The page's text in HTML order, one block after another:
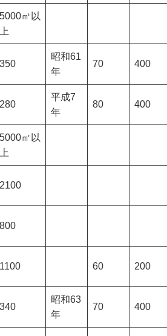
5000㎡以
上
350
昭和61
年
70 400
280
平成7
年
80 400
5000㎡以
上
2100
800
1100 60 200
340
昭和63
年
70 400